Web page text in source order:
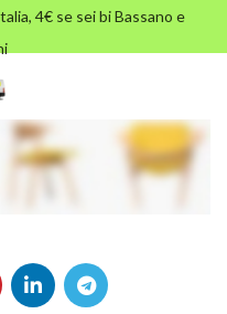
4€ se sei bi Bassano e
light-slider